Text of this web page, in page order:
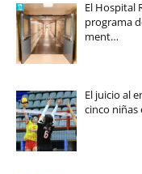
El Hospital
programa
ment…
El juicio al
cinco niñas